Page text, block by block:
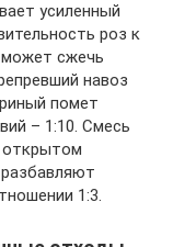
усиленный
роз к
может сжечь
навоз
помет
– 1:10. Смесь
открытом
1:3.